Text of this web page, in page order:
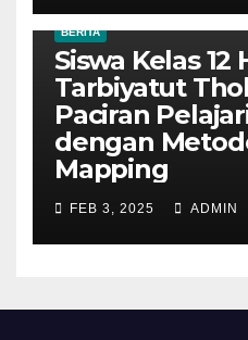
BERITA
Siswa Kelas 12
Tarbiyatut
Paciran
dengan
Mapping
FEB 3, 2025 ADMIN